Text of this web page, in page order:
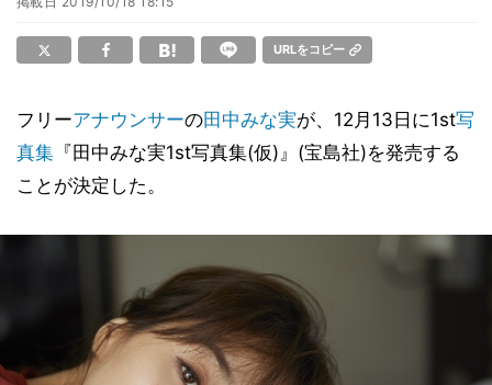
URLをコピー
フリーアナウンサーの田中みな実が、12月13日に1st写
真集 『田中みな実1st写真集(仮)』(宝島社)を発売する
ことが決定した。